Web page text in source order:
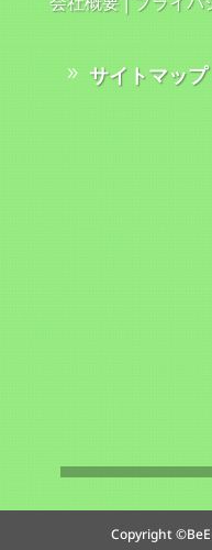
サイトマップ
Copyright